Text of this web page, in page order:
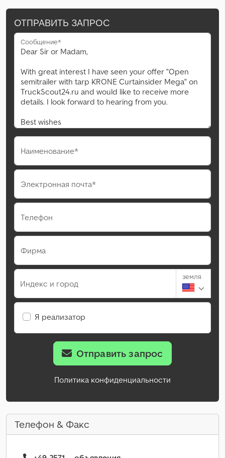
ОТПРАВИТЬ ЗАПРОС
Сообщение*
Наименование*
Электронная почта*
Телефон
Фирма
Индекс и город
земля
Я реализатор
Отправить запрос
Политика конфиденциальности
Телефон & Факс